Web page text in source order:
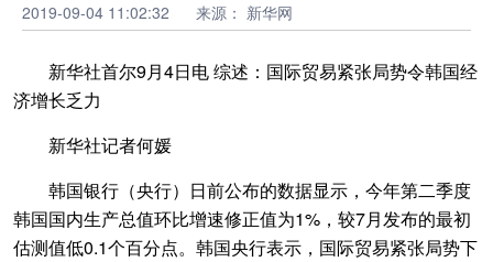
2019-09-04 11:02:32 来源： 新华网
新华社首尔9月4日电 综述：国际贸易紧张局势令韩国经
济增长乏力
新华社记者何媛
韩国银行（央行）日前公布的数据显示，今年第二季度
韩国国内生产总值环比增速修正值为1%，较7月发布的最初
估测值低0.1个百分点。韩国央行表示，国际贸易紧张局势下